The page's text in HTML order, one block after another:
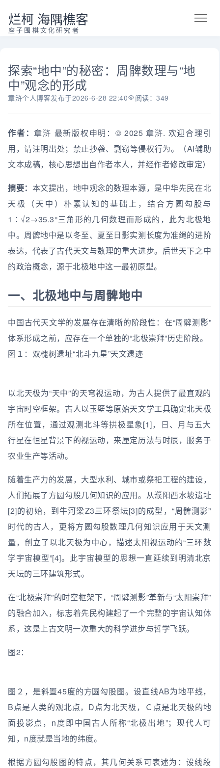
烂柯 海隅樵客
座子围棋文化研究者
探索“地中”的秘密：周髀数理与“地
中”观念的形成
章浒个人博客发布于2026-6-28 22:40 阅读：349
作者：章浒 最新版权申明：© 2025 章浒. 欢迎合理引
用，请注明出处；禁止抄袭、剽窃等侵权行为。（AI辅助
文本成稿，核心思想出自作者本人，并经作者修改审定）
摘要： 本文提出，地中观念的数理本源，是中华先民在北
天极（天中）朴素认知的基础上，结合方圆勾股与
1∶√2→35.3°三角形的几何数理而形成的，此为北极地
中。周髀地中是以冬至、夏至日影实测长度为准绳的进阶
表达，代表了古代天文与数理的重大进步。后世天下之中
的政治概念，源于北极地中这一最初原型。
一、北极地中与周髀地中
中国古代天文学的发展存在清晰的阶段性：在“周髀测影”
体系形成之前，应存在一个单独的“北极崇拜”历史阶段。
图１：双槐树遗址“北斗九星”天文遗迹
以北天极为“天中”的天穹视运动，为古人提供了最直观的
宇宙时空框架。古人以玉壁等原始天文学工具确定北天极
所在位置，通过观测北斗等拱极星象[1]，日、月与五大
行星在恒星背景下的视运动，来厘定历法与时辰，服务于
农业生产等活动。
随着生产力的发展，大型水利、城市或祭祀工程的建设，
人们拓展了方圆勾股几何知识的应用。从濮阳西水坡遗址
[2]的初始，到牛河梁Z3三环祭坛[3]的成型，“周髀测影”
时代的古人，更将方圆勾股数理几何知识应用于天文测
量，创立了以北天极为中心，描述太阳视运动的“三环数
学宇宙模型”[4]。此宇宙模型的思想一直延续到明清北京
天坛的三环建筑形式。
在“北极崇拜”的时空框架下，“周髀测影”革新与“太阳崇拜”
的融合加入，标志着先民构建起了一个完整的宇宙认知体
系，这是上古文明一次重大的科学进步与哲学飞跃。
图2：
图２，是斜置45度的方圆勾股图。设直线AB为地平线，
B点是人类的观北点，D点为北天极，Ｃ点是北天极的地
面投影点，n度即中国古人所称“北极出地”；现代人可
知，n度就是当地的纬度。
根据方圆勾股图的特点，其几何关系可表述为：设线段